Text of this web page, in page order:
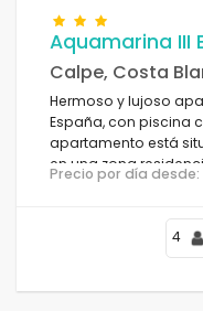
Aquamarina III
Calpe, Costa
Hermoso y lujoso
España, con piscina
apartamento está
en una zona
y bares, tiendas y
Precio por día desde:
4